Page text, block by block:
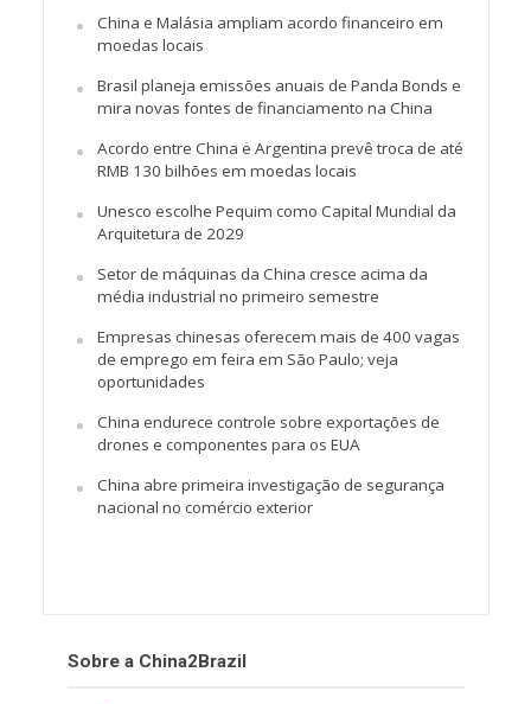
China e Malásia ampliam acordo financeiro em
moedas locais
Brasil planeja emissões anuais de Panda Bonds e
mira novas fontes de financiamento na China
Acordo entre China e Argentina prevê troca de até
RMB 130 bilhões em moedas locais
Unesco escolhe Pequim como Capital Mundial da
Arquitetura de 2029
Setor de máquinas da China cresce acima da
média industrial no primeiro semestre
Empresas chinesas oferecem mais de 400 vagas
de emprego em feira em São Paulo; veja
oportunidades
China endurece controle sobre exportações de
drones e componentes para os EUA
China abre primeira investigação de segurança
nacional no comércio exterior
Sobre a China2Brazil